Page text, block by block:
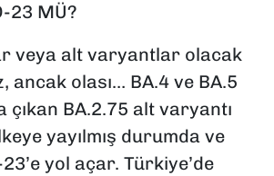
23 MÜ?
veya alt varyantlar olacak
ancak olası… BA.4 ve BA.5
çıkan BA.2.75 alt varyantı
yayılmış durumda ve
yol açar. Türkiye’de